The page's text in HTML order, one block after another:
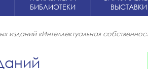
БИБЛИОТЕКИ
ВЫСТАВКИ
изданий «Интеллектуальная